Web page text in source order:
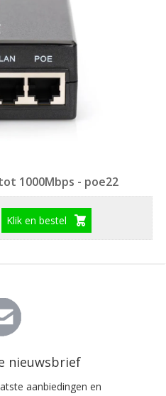
1000Mbps - poe22
Klik en bestel
nieuwsbrief
aanbiedingen en